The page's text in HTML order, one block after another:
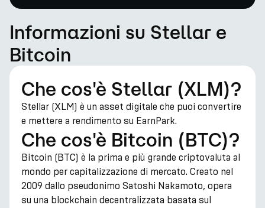
Informazioni su Stellar e
Bitcoin
Che cos'è Stellar (XLM)?
Stellar (XLM) è un asset digitale che puoi convertire
e mettere a rendimento su EarnPark.
Che cos'è Bitcoin (BTC)?
Bitcoin (BTC) è la prima e più grande criptovaluta al
mondo per capitalizzazione di mercato. Creato nel
2009 dallo pseudonimo Satoshi Nakamoto, opera
su una blockchain decentralizzata basata sul